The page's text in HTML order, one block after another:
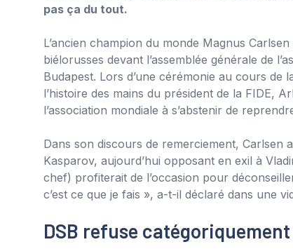
pas ça du tout.
L’ancien champion du monde Magnus
biélorusses devant l’assemblée générale de
Budapest. Lors d’une cérémonie au cours
l’histoire des mains du président de la FIDE,
l’association mondiale à s’abstenir de
Dans son discours de remerciement, Carlsen
Kasparov, aujourd’hui opposant en exil à
chef) profiterait de l’occasion pour
c’est ce que je fais », a-t-il déclaré dans une
DSB refuse